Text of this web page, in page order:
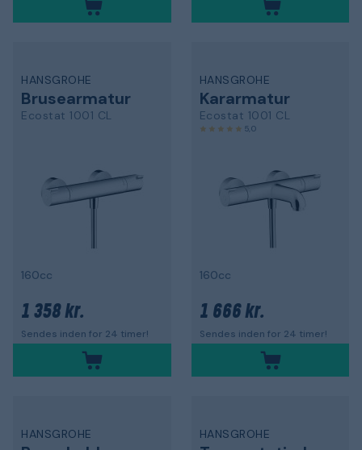
HANSGROHE
Brusearmatur
Ecostat 1001 CL
160cc
1 358 kr.
Sendes inden for 24 timer!
HANSGROHE
Kararmatur
Ecostat 1001 CL
5,0
160cc
1 666 kr.
Sendes inden for 24 timer!
HANSGROHE HANSGROHE